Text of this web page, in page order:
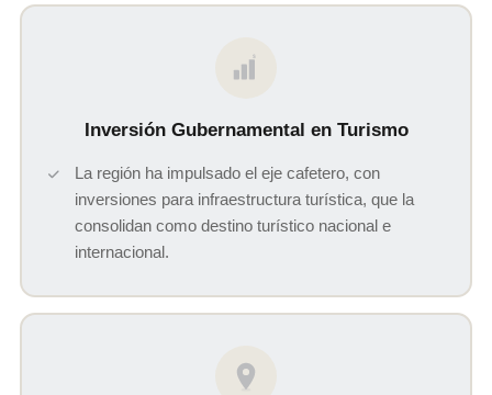
$
Inversión Gubernamental en Turismo
La región ha impulsado el eje cafetero, con
inversiones para infraestructura turística, que la
consolidan como destino turístico nacional e
internacional.